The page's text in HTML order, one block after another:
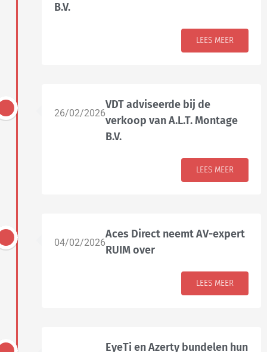
B.V.
LEES MEER
26/02/2026
VDT adviseerde bij de
verkoop van A.L.T. Montage
B.V.
LEES MEER
04/02/2026
Aces Direct neemt AV-expert
RUIM over
LEES MEER
EyeTi en Azerty bundelen hun